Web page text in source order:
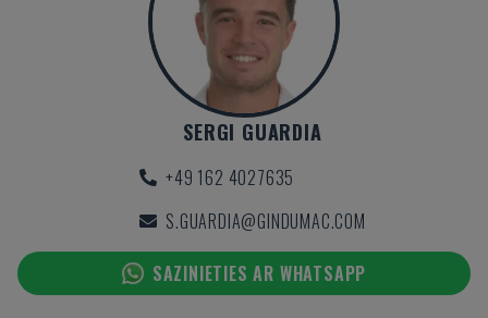
SERGI GUARDIA
+49 162 4027635
S.GUARDIA@GINDUMAC.COM
SAZINIETIES AR WHATSAPP